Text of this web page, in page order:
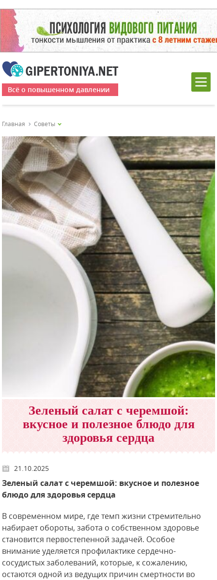
Всё о повышенном давлении
Главная Советы
Зеленый салат с черемшой:
вкусное и полезное блюдо для
здоровья сердца
21.10.2025
Зеленый салат с черемшой: вкусное и полезное
блюдо для здоровья сердца
В современном мире, где темп жизни стремительно
набирает обороты, забота о собственном здоровье
становится первостепенной задачей. Особое
внимание уделяется профилактике сердечно-
сосудистых заболеваний, которые, к сожалению,
остаются одной из ведущих причин смертности во